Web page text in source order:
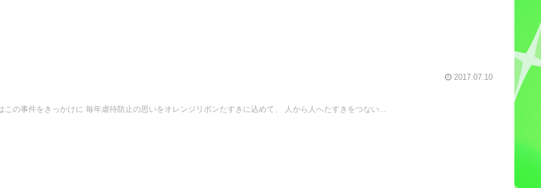
2017.07.10
この事件をきっかけに 毎年虐待防止の思いをオレンジリボンたすきに込めて、 人から人へたすきをつない...